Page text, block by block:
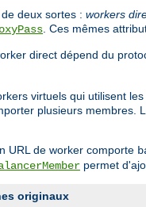
deux sortes : workers
. Ces mêmes
direct dépend du
virtuels qui utilisent
plusieurs
URL de worker comporte
permet
originaux